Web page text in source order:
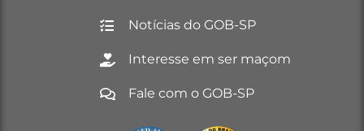
Notícias do GOB-SP
Interesse em ser maçom
Fale com o GOB-SP